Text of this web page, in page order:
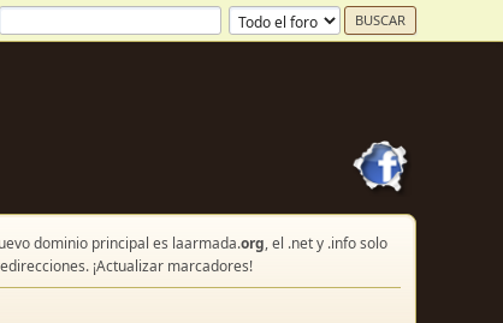
dominio principal es laarmada.org, el .net y .info solo
¡Actualizar marcadores!